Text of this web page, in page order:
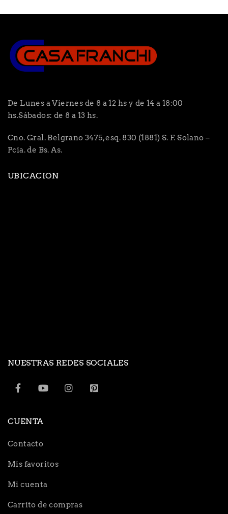
De Lunes a Viernes de 8 a 12 hs y de 14 a 18:00
hs.Sábados: de 8 a 13 hs.
Cno. Gral. Belgrano 3475, esq. 830 (1881) S. F. Solano –
Pcia. de Bs. As.
UBICACION
NUESTRAS REDES SOCIALES
CUENTA
Contacto
Mis favoritos
Mi cuenta
Carrito de compras